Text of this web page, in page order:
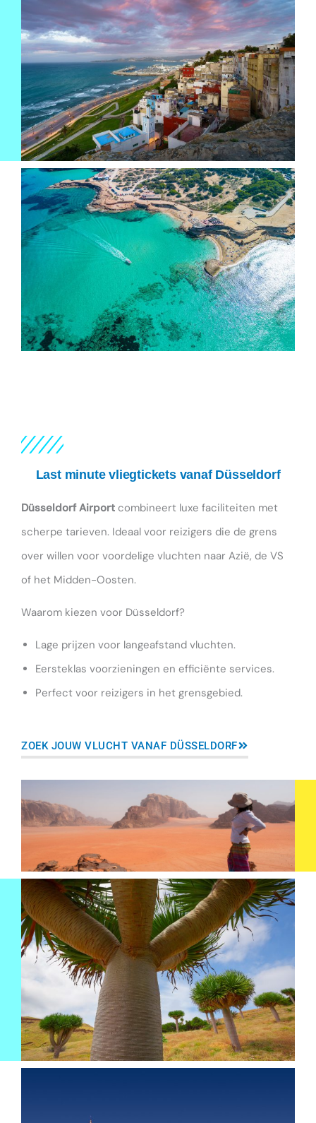
Last minute vliegtickets vanaf Düsseldorf
Düsseldorf Airport combineert luxe faciliteiten met
scherpe tarieven. Ideaal voor reizigers die de grens
over willen voor voordelige vluchten naar Azië, de VS
of het Midden-Oosten.
Waarom kiezen voor Düsseldorf?
Lage prijzen voor langeafstand vluchten.
Eersteklas voorzieningen en efficiënte services.
Perfect voor reizigers in het grensgebied.
ZOEK JOUW VLUCHT VANAF DÜSSELDORF